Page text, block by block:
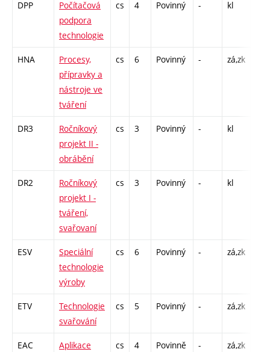
DPP
Počítačová
podpora
technologie
cs 4 Povinný - kl
HNA
Procesy,
přípravky a
nástroje ve
tváření
cs 6 Povinný - zá,zk
DR3
Ročníkový
projekt II -
obrábění
cs 3 Povinný - kl
DR2
Ročníkový
projekt I -
tváření,
svařovaní
cs 3 Povinný - kl
ESV
Speciální
technologie
výroby
cs 6 Povinný - zá,zk
ETV
Technologie
svařování
cs 5 Povinný - zá,zk
EAC
Aplikace
cs 4
Povinně
- zá,zk